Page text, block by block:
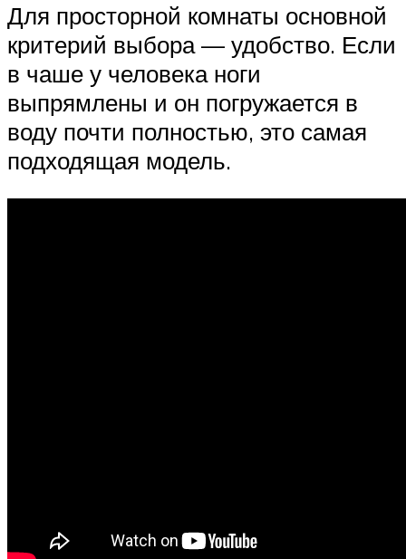
Для просторной комнаты основной
критерий выбора — удобство. Если
в чаше у человека ноги
выпрямлены и он погружается в
воду почти полностью, это самая
подходящая модель.